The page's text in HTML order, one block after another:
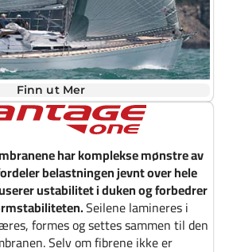
Finn ut Mer
har komplekse mønstre av
belastningen jevnt over hele
ustabilitet i duken og forbedrer
Seilene lamineres i
formes og settes sammen til den
Selv om fibrene ikke er